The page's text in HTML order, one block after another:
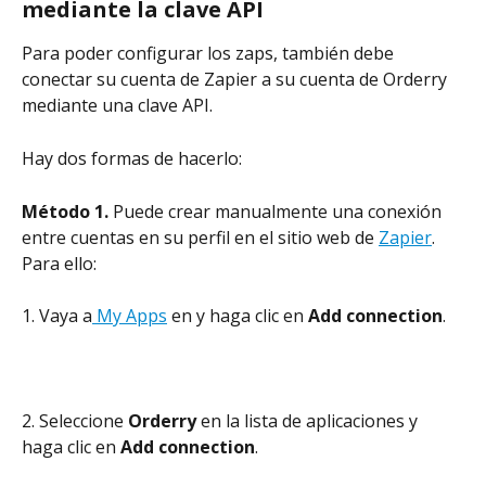
mediante la clave API
Para poder configurar los zaps, también debe
conectar su cuenta de Zapier a su cuenta de Orderry
mediante una clave API.
Hay dos formas de hacerlo:
Método 1. Puede crear manualmente una conexión
entre cuentas en su perfil en el sitio web de Zapier.
Para ello:
1. Vaya a My Apps en y haga clic en Add connection.
2. Seleccione Orderry en la lista de aplicaciones y
haga clic en Add connection.